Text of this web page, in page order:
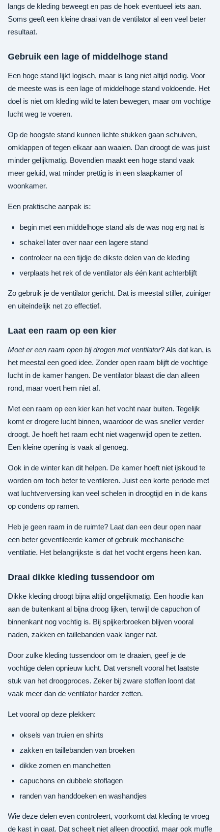
langs de kleding beweegt en pas de hoek eventueel iets aan.
Soms geeft een kleine draai van de ventilator al een veel beter
resultaat.
Gebruik een lage of middelhoge stand
Een hoge stand lijkt logisch, maar is lang niet altijd nodig. Voor
de meeste was is een lage of middelhoge stand voldoende. Het
doel is niet om kleding wild te laten bewegen, maar om vochtige
lucht weg te voeren.
Op de hoogste stand kunnen lichte stukken gaan schuiven,
omklappen of tegen elkaar aan waaien. Dan droogt de was juist
minder gelijkmatig. Bovendien maakt een hoge stand vaak
meer geluid, wat minder prettig is in een slaapkamer of
woonkamer.
Een praktische aanpak is:
begin met een middelhoge stand als de was nog erg nat is
schakel later over naar een lagere stand
controleer na een tijdje de dikste delen van de kleding
verplaats het rek of de ventilator als één kant achterblijft
Zo gebruik je de ventilator gericht. Dat is meestal stiller, zuiniger
en uiteindelijk net zo effectief.
Laat een raam op een kier
Moet er een raam open bij drogen met ventilator? Als dat kan, is
het meestal een goed idee. Zonder open raam blijft de vochtige
lucht in de kamer hangen. De ventilator blaast die dan alleen
rond, maar voert hem niet af.
Met een raam op een kier kan het vocht naar buiten. Tegelijk
komt er drogere lucht binnen, waardoor de was sneller verder
droogt. Je hoeft het raam echt niet wagenwijd open te zetten.
Een kleine opening is vaak al genoeg.
Ook in de winter kan dit helpen. De kamer hoeft niet ijskoud te
worden om toch beter te ventileren. Juist een korte periode met
wat luchtverversing kan veel schelen in droogtijd en in de kans
op condens op ramen.
Heb je geen raam in de ruimte? Laat dan een deur open naar
een beter geventileerde kamer of gebruik mechanische
ventilatie. Het belangrijkste is dat het vocht ergens heen kan.
Draai dikke kleding tussendoor om
Dikke kleding droogt bijna altijd ongelijkmatig. Een hoodie kan
aan de buitenkant al bijna droog lijken, terwijl de capuchon of
binnenkant nog vochtig is. Bij spijkerbroeken blijven vooral
naden, zakken en taillebanden vaak langer nat.
Door zulke kleding tussendoor om te draaien, geef je de
vochtige delen opnieuw lucht. Dat versnelt vooral het laatste
stuk van het droogproces. Zeker bij zware stoffen loont dat
vaak meer dan de ventilator harder zetten.
Let vooral op deze plekken:
oksels van truien en shirts
zakken en taillebanden van broeken
dikke zomen en manchetten
capuchons en dubbele stoflagen
randen van handdoeken en washandjes
Wie deze delen even controleert, voorkomt dat kleding te vroeg
de kast in gaat. Dat scheelt niet alleen droogtijd, maar ook muffe